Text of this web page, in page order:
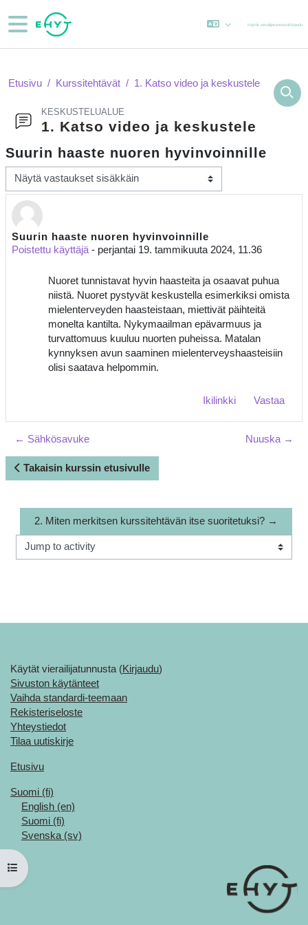
Sivupaneeli
Käytät vierailijatunnustaKirjaudu
Avaa kurssisisältö
Etusivu Kurssitehtävät 1. Katso video ja keskustele
KESKUSTELUALUE
1. Katso video ja keskustele
Suurin haaste nuoren hyvinvoinnille
Näytön tila
Suurin haaste nuoren hyvinvoinnille
Poistettu käyttäjä - perjantai 19. tammikuuta 2024, 11.36
Vastausten määrä: 0
Nuoret tunnistavat hyvin haasteita ja osaavat puhua
niistä. Nuoret pystyvät keskustella esimerkiksi omista
mielenterveyden haasteistaan, miettivät päihteitä
monelta kantilta. Nykymaailman epävarmuus ja
turvattomuus kuuluu nuorten puheissa. Matalan
kynnyksen avun saaminen mielenterveyshaasteisiin
olisi saatava helpommin.
Ikilinkki Vastaa
← Sähkösavuke Nuuska →
Takaisin kurssin etusivulle
Jump to activity
2. Miten merkitsen kurssitehtävän itse suoritetuksi? →
Käytät vierailijatunnusta (Kirjaudu)
Sivuston käytänteet
Vaihda standardi-teemaan
Rekisteriseloste
Yhteystiedot
Tilaa uutiskirje
Etusivu
Suomi ‎(fi)‎
English ‎(en)‎
Suomi ‎(fi)‎
Svenska ‎(sv)‎